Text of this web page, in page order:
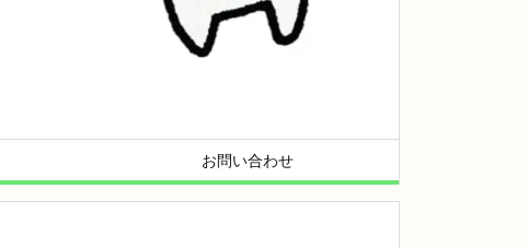
お問い合わせ